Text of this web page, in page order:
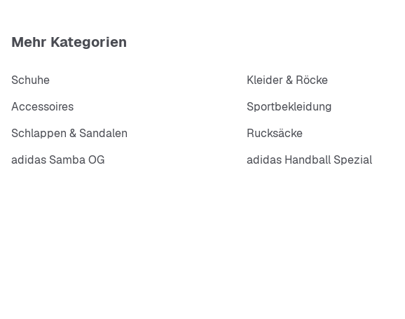
Mehr Kategorien
Schuhe Kleider & Röcke
Accessoires
Sportbekleidung
Schlappen & Sandalen
Rucksäcke
adidas Samba OG
adidas Handball Spezial